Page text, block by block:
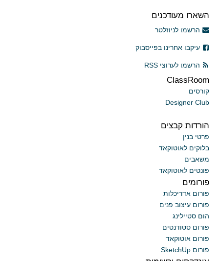
השארו מעודכנים
הרשמו לניוזלטר
עיקבו אחרינו בפייסבוק
הרשמו לערוצי RSS
ClassRoom
קורסים
Designer Club
הורדות קבצים
פרטי בנין
בלוקים לאוטוקאד
משאבים
פונטים לאוטוקאד
פורומים
פורום אדריכלות
פורום עיצוב פנים
הום סטיילינג
פורום סטודנטים
פורום אוטוקאד
פורום SketchUp